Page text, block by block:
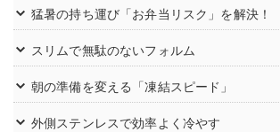
猛暑の持ち運び「お弁当リスク」を解決！
スリムで無駄のないフォルム
朝の準備を変える「凍結スピード」
外側ステンレスで効率よく冷やす